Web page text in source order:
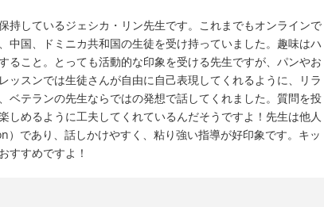
持しているジェシカ・リン先生です。これまでもオンラインで
中国、ドミニカ共和国の生徒を受け持っていました。趣味はハ
ること。とっても活動的な印象を受ける先生ですが、パンやお
ッスンでは生徒さんが自由に自己表現してくれるように、リラ
ベテランの先生ならではの発想で話してくれました。質問を投
しめるように工夫してくれているんだそうですよ！先生は他人
であり、話しかけやすく、粘り強い指導が好印象です。キッ
すすめですよ！